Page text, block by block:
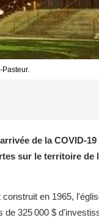
Pasteur.
de la COVID-
sur le territoire
en 1965,
de 325 000 $